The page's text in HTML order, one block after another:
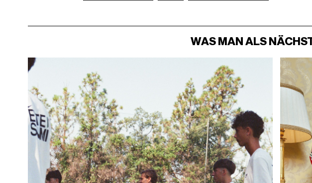
WAS MAN ALS